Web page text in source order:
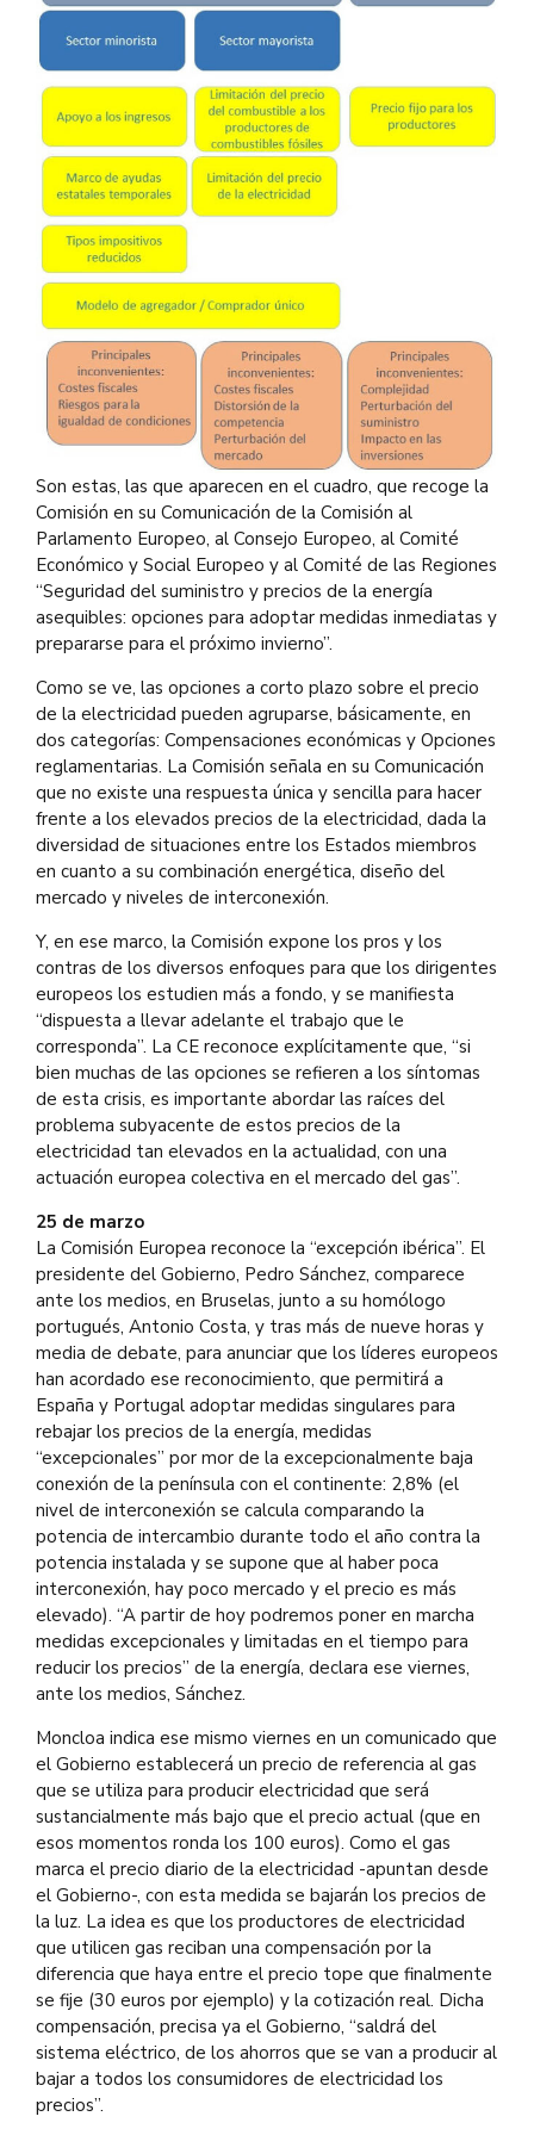
Son estas, las que aparecen en el cuadro, que recoge la
Comisión en su Comunicación de la Comisión al
Parlamento Europeo, al Consejo Europeo, al Comité
Económico y Social Europeo y al Comité de las Regiones
“Seguridad del suministro y precios de la energía
asequibles: opciones para adoptar medidas inmediatas y
prepararse para el próximo invierno”.
Como se ve, las opciones a corto plazo sobre el precio
de la electricidad pueden agruparse, básicamente, en
dos categorías: Compensaciones económicas y Opciones
reglamentarias. La Comisión señala en su Comunicación
que no existe una respuesta única y sencilla para hacer
frente a los elevados precios de la electricidad, dada la
diversidad de situaciones entre los Estados miembros
en cuanto a su combinación energética, diseño del
mercado y niveles de interconexión.
Y, en ese marco, la Comisión expone los pros y los
contras de los diversos enfoques para que los dirigentes
europeos los estudien más a fondo, y se manifiesta
“dispuesta a llevar adelante el trabajo que le
corresponda”. La CE reconoce explícitamente que, “si
bien muchas de las opciones se refieren a los síntomas
de esta crisis, es importante abordar las raíces del
problema subyacente de estos precios de la
electricidad tan elevados en la actualidad, con una
actuación europea colectiva en el mercado del gas”.
25 de marzo
La Comisión Europea reconoce la “excepción ibérica”. El
presidente del Gobierno, Pedro Sánchez, comparece
ante los medios, en Bruselas, junto a su homólogo
portugués, Antonio Costa, y tras más de nueve horas y
media de debate, para anunciar que los líderes europeos
han acordado ese reconocimiento, que permitirá a
España y Portugal adoptar medidas singulares para
rebajar los precios de la energía, medidas
“excepcionales” por mor de la excepcionalmente baja
conexión de la península con el continente: 2,8% (el
nivel de interconexión se calcula comparando la
potencia de intercambio durante todo el año contra la
potencia instalada y se supone que al haber poca
interconexión, hay poco mercado y el precio es más
elevado). “A partir de hoy podremos poner en marcha
medidas excepcionales y limitadas en el tiempo para
reducir los precios” de la energía, declara ese viernes,
ante los medios, Sánchez.
Moncloa indica ese mismo viernes en un comunicado que
el Gobierno establecerá un precio de referencia al gas
que se utiliza para producir electricidad que será
sustancialmente más bajo que el precio actual (que en
esos momentos ronda los 100 euros). Como el gas
marca el precio diario de la electricidad -apuntan desde
el Gobierno-, con esta medida se bajarán los precios de
la luz. La idea es que los productores de electricidad
que utilicen gas reciban una compensación por la
diferencia que haya entre el precio tope que finalmente
se fije (30 euros por ejemplo) y la cotización real. Dicha
compensación, precisa ya el Gobierno, “saldrá del
sistema eléctrico, de los ahorros que se van a producir al
bajar a todos los consumidores de electricidad los
precios”.